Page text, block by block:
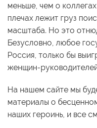
меньше, чем о
плечах лежит груз
масштаба. Но это
Безусловно, любое
Россия, только бы
женщин-
На нашем сайте мы
материалы о
наших героинь, и все